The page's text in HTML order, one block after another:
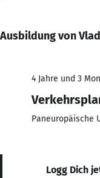
Ausbildung von
4 Jahre und 3
Paneuropäische
Logg Dich